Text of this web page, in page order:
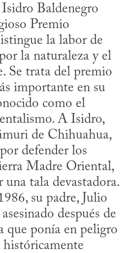
Baldenegro
Premio
la labor de
la naturaleza y el
Se trata del premio
importante en su
como el
A Isidro,
de Chihuahua,
defender los
Madre Oriental,
una tala devastadora.
su padre, Julio
después de
que ponía en peligro